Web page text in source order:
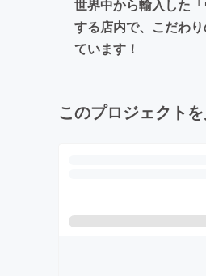
世界中から輸入した
する店内で、こだわ
ています！
このプロジェクト